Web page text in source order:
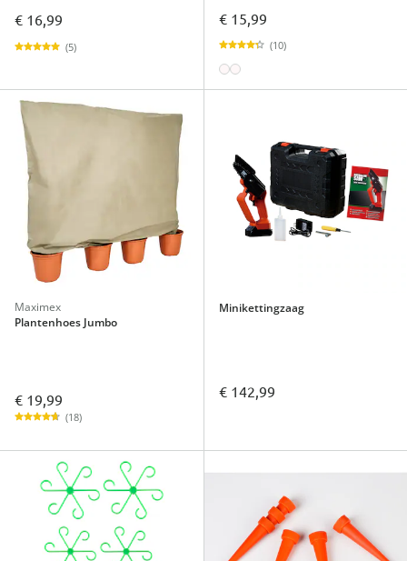
€ 16,99
(5)
€ 15,99
(10)
Maximex
Plantenhoes Jumbo
€ 19,99
(18)
Minikettingzaag
€ 142,99